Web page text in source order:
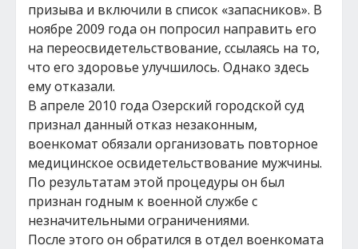
призыва и включили в список «запасников». В
ноябре 2009 года он попросил направить его
на переосвидетельствование, ссылаясь на то,
что его здоровье улучшилось. Однако здесь
ему отказали.
В апреле 2010 года Озерский городской суд
признал данный отказ незаконным,
военкомат обязали организовать повторное
медицинское освидетельствование мужчины.
По результатам этой процедуры он был
признан годным к военной службе с
незначительными ограничениями.
После этого он обратился в отдел военкомата